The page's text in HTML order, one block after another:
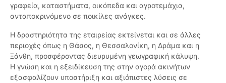
γραφεία, καταστήματα, οικόπεδα και αγροτεμάχια,
ανταποκρινόμενο σε ποικίλες ανάγκες.
Η δραστηριότητα της εταιρείας εκτείνεται και σε άλλες
περιοχές όπως η Θάσος, η Θεσσαλονίκη, η Δράμα και η
Ξάνθη, προσφέροντας διευρυμένη γεωγραφική κάλυψη.
Η γνώση και η εξειδίκευση της στην αγορά ακινήτων
εξασφαλίζουν υποστήριξη και αξιόπιστες λύσεις σε